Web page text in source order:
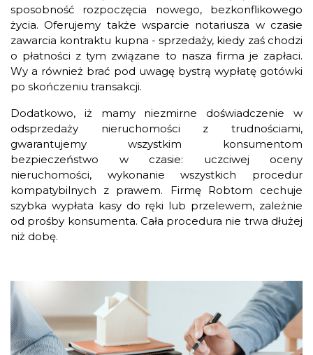
sposobność rozpoczęcia nowego, bezkonflikowego
życia. Oferujemy także wsparcie notariusza w czasie
zawarcia kontraktu kupna - sprzedaży, kiedy zaś chodzi
o płatności z tym związane to nasza firma je zapłaci.
Wy a również brać pod uwagę bystrą wypłatę gotówki
po skończeniu transakcji.
Dodatkowo, iż mamy niezmirne doświadczenie w
odsprzedaży nieruchomości z trudnościami,
gwarantujemy wszystkim konsumentom
bezpieczeństwo w czasie: uczciwej oceny
nieruchomości, wykonanie wszystkich procedur
kompatybilnych z prawem. Firmę Robtom cechuje
szybka wypłata kasy do ręki lub przelewem, zależnie
od prośby konsumenta. Cała procedura nie trwa dłużej
niż dobę.